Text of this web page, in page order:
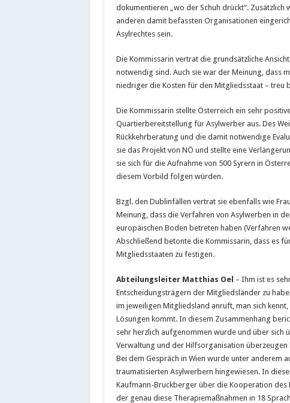
dokumentieren „wo der Schuh drückt“. Zusätzlich
anderen damit befassten Organisationen
Asylrechtes sein.
Die Kommissarin vertrat die grundsätzliche
notwendig sind. Auch sie war der Meinung, dass
niedriger die Kosten für den Mitgliedsstaat – treu
Die Kommissarin stellte Österreich ein sehr
Quartierbereitstellung für Asylwerber aus. Des
Rückkehrberatung und die damit notwendige
sie das Projekt von NÖ und stellte eine
sie sich für die Aufnahme von 500 Syrern in
diesem Vorbild folgen würden.
Bzgl. den Dublinfällen vertrat sie ebenfalls wie
Meinung, dass die Verfahren von Asylwerben in
europäischen Boden betreten haben (Verfahren
Abschließend betonte die Kommissarin, dass es
Mitgliedsstaaten zu festigen.
Abteilungsleiter Matthias Oel – Ihm ist es
Entscheidungsträgern der Mitgliedsländer zu
im jeweiligen Mitgliedsland anruft, man sich
Lösungen kommt. In diesem Zusammenhang
sehr herzlich aufgenommen wurde und über
Verwaltung und der Hilfsorganisation überzeugen
Bei dem Gespräch in Wien wurde unter anderem
traumatisierten Asylwerbern hingewiesen. In
Kaufmann-Bruckberger über die Kooperation des
der genau diese Therapiemaßnahmen in 18